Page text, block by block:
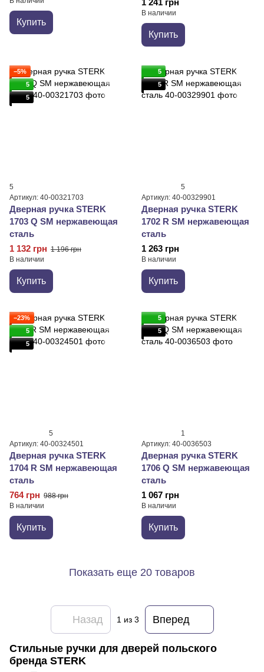
Купить
1 241 грн
В наличии
Купить
−5%
5
5
5
Артикул: 40-00321703
Дверная ручка STERK
1703 Q SM нержавеющая
сталь
1 132 грн 1 196 грн
В наличии
Купить
5
5
5
Артикул: 40-00329901
Дверная ручка STERK
1702 R SM нержавеющая
сталь
1 263 грн
В наличии
Купить
−23%
5
5
5
Артикул: 40-00324501
Дверная ручка STERK
1704 R SM нержавеющая
сталь
764 грн 988 грн
В наличии
Купить
5
5
1
Артикул: 40-0036503
Дверная ручка STERK
1706 Q SM нержавеющая
сталь
1 067 грн
В наличии
Купить
Показать еще 20 товаров
Назад 1 из 3 Вперед
Стильные ручки для дверей польского
бренда STERK